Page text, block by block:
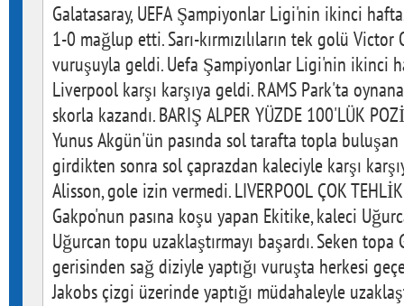
Galatasaray, UEFA Şampiyonlar Ligi'nin ikinci
1-0 mağlup etti. Sarı-kırmızılıların tek golü
vuruşuyla geldi. Uefa Şampiyonlar Ligi'nin ikinci
Liverpool karşı karşıya geldi. RAMS Park'ta
skorla kazandı. BARIŞ ALPER YÜZDE 100'LÜK
Yunus Akgün'ün pasında sol tarafta topla buluşan
girdikten sonra sol çaprazdan kaleciyle karşı
Alisson, gole izin vermedi. LIVERPOOL ÇOK
Gakpo'nun pasına koşu yapan Ekitike, kaleci
Uğurcan topu uzaklaştırmayı başardı. Seken topa
gerisinden sağ diziyle yaptığı vuruşta herkesi
Jakobs çizgi üzerinde yaptığı müdahaleyle